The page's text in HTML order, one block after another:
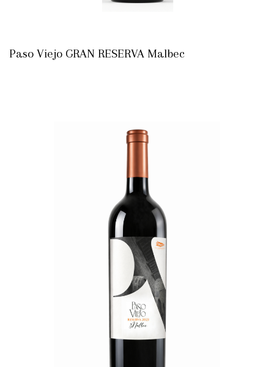
Paso Viejo GRAN RESERVA Malbec